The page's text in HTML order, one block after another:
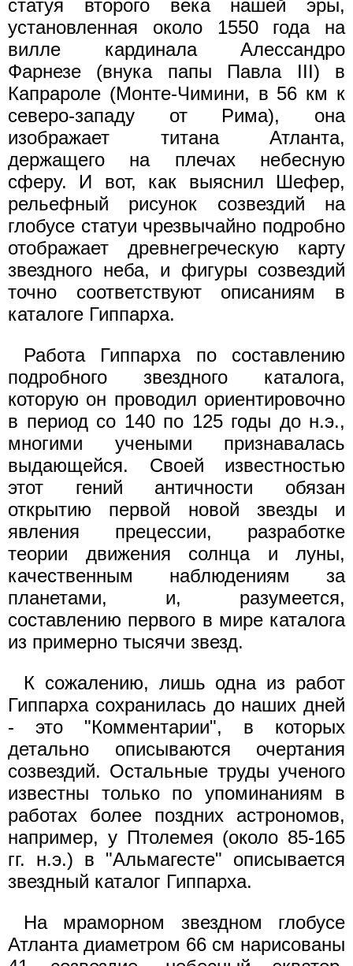
статуя второго века нашей эры,
установленная около 1550 года на
вилле кардинала Алессандро
Фарнезе (внука папы Павла III) в
Капрароле (Монте-Чимини, в 56 км к
северо-западу от Рима), она
изображает титана Атланта,
держащего на плечах небесную
сферу. И вот, как выяснил Шефер,
рельефный рисунок созвездий на
глобусе статуи чрезвычайно подробно
отображает древнегреческую карту
звездного неба, и фигуры созвездий
точно соответствуют описаниям в
каталоге Гиппарха.
Работа Гиппарха по составлению
подробного звездного каталога,
которую он проводил ориентировочно
в период со 140 по 125 годы до н.э.,
многими учеными признавалась
выдающейся. Своей известностью
этот гений античности обязан
открытию первой новой звезды и
явления прецессии, разработке
теории движения солнца и луны,
качественным наблюдениям за
планетами, и, разумеется,
составлению первого в мире каталога
из примерно тысячи звезд.
К сожалению, лишь одна из работ
Гиппарха сохранилась до наших дней
- это "Комментарии", в которых
детально описываются очертания
созвездий. Остальные труды ученого
известны только по упоминаниям в
работах более поздних астрономов,
например, у Птолемея (около 85-165
гг. н.э.) в "Альмагесте" описывается
звездный каталог Гиппарха.
На мраморном звездном глобусе
Атланта диаметром 66 см нарисованы